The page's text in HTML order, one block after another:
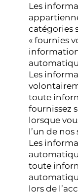
Les
catégories
« fournies
Les
toute
fournissez
lorsque
l’un de
Les
toute
lors de